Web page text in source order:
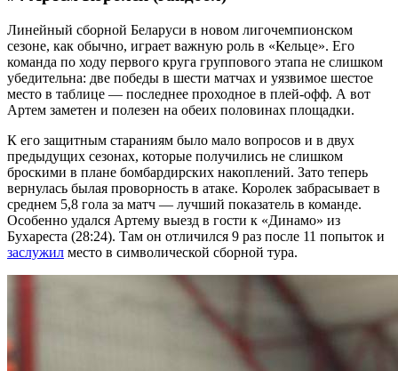
Линейный сборной Беларуси в новом лигочемпионском
сезоне, как обычно, играет важную роль в «Кельце». Его
команда по ходу первого круга группового этапа не слишком
убедительна: две победы в шести матчах и уязвимое шестое
место в таблице — последнее проходное в плей-офф. А вот
Артем заметен и полезен на обеих половинах площадки.
К его защитным стараниям было мало вопросов и в двух
предыдущих сезонах, которые получились не слишком
броскими в плане бомбардирских накоплений. Зато теперь
вернулась былая проворность в атаке. Королек забрасывает в
среднем 5,8 гола за матч — лучший показатель в команде.
Особенно удался Артему выезд в гости к «Динамо» из
Бухареста (28:24). Там он отличился 9 раз после 11 попыток и
заслужил место в символической сборной тура.